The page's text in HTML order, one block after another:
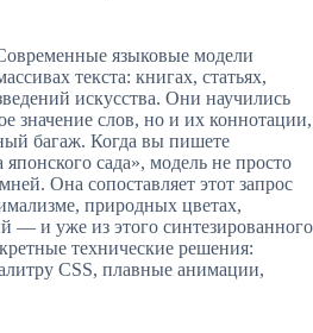
языковые модели
текста: книгах, статьях,
искусства. Они научились
значение слов, но и их коннотации,
багаж. Когда вы пишете
сада», модель не просто
Она сопоставляет этот запрос
природных цветах,
— и уже из этого синтезированного
технические решения:
CSS, плавные анимации,